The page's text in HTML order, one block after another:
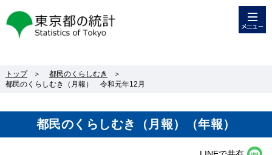
東京都の統計
トップ ＞ 都民のくらしむき
＞
都民のくらしむき（月報） 令和元年12月
都民のくらしむき（月報）（年報）